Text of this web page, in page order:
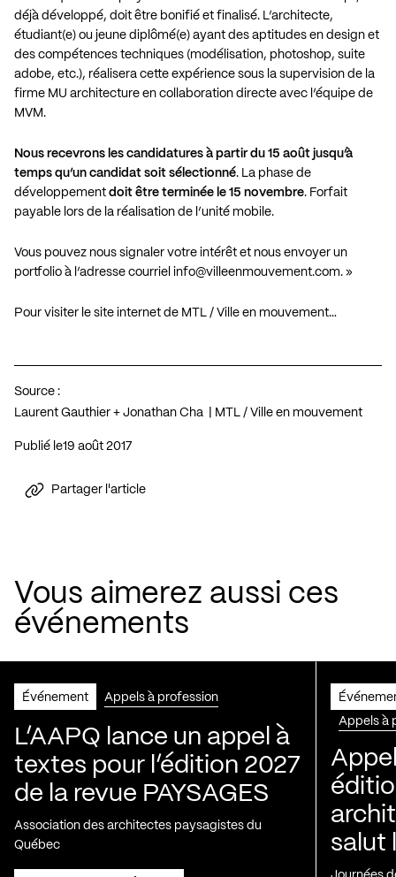
déjà développé, doit être bonifié et finalisé. L’architecte,
étudiant(e) ou jeune diplômé(e) ayant des aptitudes en design et
des compétences techniques (modélisation, photoshop, suite
adobe, etc.), réalisera cette expérience sous la supervision de la
firme MU architecture en collaboration directe avec l’équipe de
MVM.
Nous recevrons les candidatures à partir du 15 août jusqu’à
temps qu’un candidat soit sélectionné. La phase de
développement doit être terminée le 15 novembre. Forfait
payable lors de la réalisation de l’unité mobile.
Vous pouvez nous signaler votre intérêt et nous envoyer un
portfolio à l’adresse courriel info@villeenmouvement.com. »
Pour visiter le site internet de MTL / Ville en mouvement…
Source :
Laurent Gauthier + Jonathan Cha | MTL / Ville en mouvement
Publié le 19 août 2017
Partager l'article
Vous aimerez aussi ces
événements
Événement Appels à profession
L’AAPQ lance un appel à
textes pour l’édition 2027
de la revue PAYSAGES
Association des architectes paysagistes du
Québec
Appels à
salut